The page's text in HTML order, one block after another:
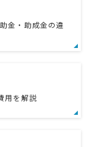
金・助成金の違
用を解説